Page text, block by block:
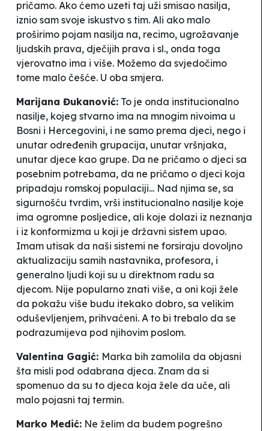
pričamo. Ako ćemo uzeti taj uži smisao nasilja,
iznio sam svoje iskustvo s tim. Ali ako malo
proširimo pojam nasilja na, recimo, ugrožavanje
ljudskih prava, dječijih prava i sl., onda toga
vjerovatno ima i više. Možemo da svjedočimo
tome malo češće. U oba smjera.
Marijana Đukanović: To je onda institucionalno
nasilje, kojeg stvarno ima na mnogim nivoima u
Bosni i Hercegovini, i ne samo prema djeci, nego i
unutar određenih grupacija, unutar vršnjaka,
unutar djece kao grupe. Da ne pričamo o djeci sa
posebnim potrebama, da ne pričamo o djeci koja
pripadaju romskoj populaciji... Nad njima se, sa
sigurnošću tvrdim, vrši institucionalno nasilje koje
ima ogromne posljedice, ali koje dolazi iz neznanja
i iz konformizma u koji je državni sistem upao.
Imam utisak da naši sistemi ne forsiraju dovoljno
aktualizaciju samih nastavnika, profesora, i
generalno ljudi koji su u direktnom radu sa
djecom. Nije popularno znati više, a oni koji žele
da pokažu više budu itekako dobro, sa velikim
oduševljenjem, prihvaćeni. A to bi trebalo da se
podrazumijeva pod njihovim poslom.
Valentina Gagić: Marka bih zamolila da objasni
šta misli pod odabrana djeca. Znam da si
spomenuo da su to djeca koja žele da uče, ali
malo pojasni taj termin.
Marko Medić: Ne želim da budem pogrešno